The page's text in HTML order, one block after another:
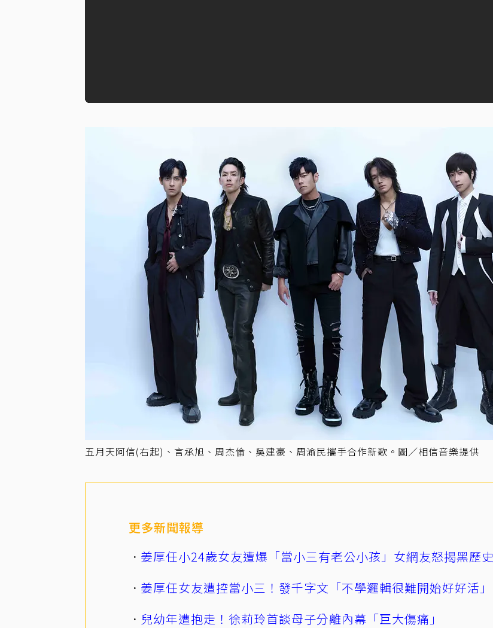
五月天阿信(右起)、言承旭、周杰倫、吳建豪、周渝民攜手合作新歌。圖／相信音樂提供
更多新聞報導
姜厚任小24歲女友遭爆「當小三有老公小孩」女網友怒揭黑歷史
姜厚任女友遭控當小三！發千字文「不學邏輯很難開始好好活」
兒幼年遭抱走！徐莉玲首談母子分離內幕「巨大傷痛」